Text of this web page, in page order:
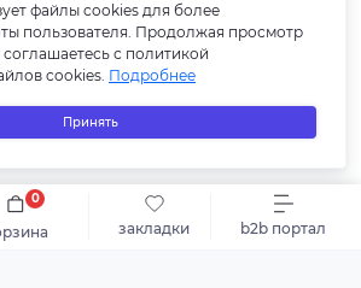
закладки
0
b2b портал
В корзину
на рассылку
файлы cookies для более
пользователя. Продолжая просмотр
с политикой
cookies. Подробнее
Принять